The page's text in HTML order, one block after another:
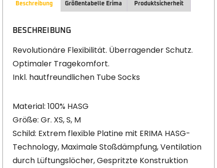
Beschreibung Größentabelle Erima Produktsicherheit
BESCHREIBUNG
Revolutionäre Flexibilität. Überragender Schutz.
Optimaler Tragekomfort.
Inkl. hautfreundlichen Tube Socks
Material: 100% HASG
Größe: Gr. XS, S, M
Schild: Extrem flexible Platine mit ERIMA HASG-
Technology, Maximale Stoßdämpfung, Ventilation
durch Lüftungslöcher, Gespritzte Konstruktion